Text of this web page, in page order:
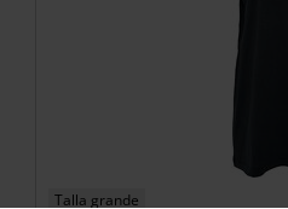
Talla grande